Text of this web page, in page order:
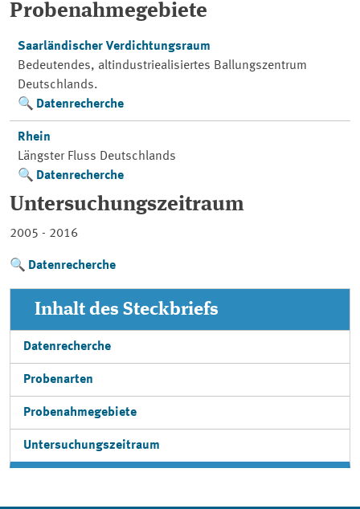
Probenahmegebiete
Saarländischer Verdichtungsraum
Bedeutendes, altindustriealisiertes Ballungszentrum
Deutschlands.
Datenrecherche
Rhein
Längster Fluss Deutschlands
Datenrecherche
Untersuchungszeitraum
2005 - 2016
Datenrecherche
Inhalt des Steckbriefs
Datenrecherche
Probenarten
Probenahmegebiete
Untersuchungszeitraum